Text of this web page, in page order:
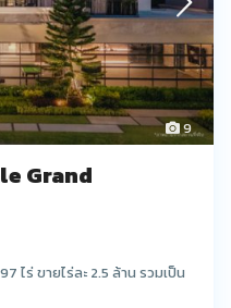
9
Grand
ไร่ ขายไร่ละ 2.5 ล้าน รวมเป็น